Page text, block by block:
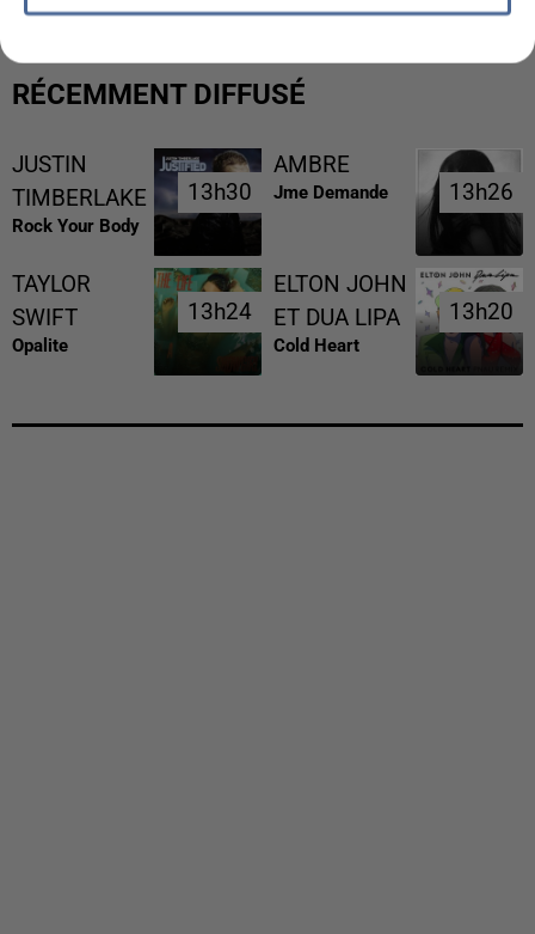
RÉCEMMENT DIFFUSÉ
JUSTIN
TIMBERLAKE
Rock Your Body
13h30
13h30
AMBRE
Jme Demande 13h26
13h26
TAYLOR
SWIFT
Opalite
13h24
13h24
ELTON JOHN
ET DUA LIPA
Cold Heart
13h20
13h20